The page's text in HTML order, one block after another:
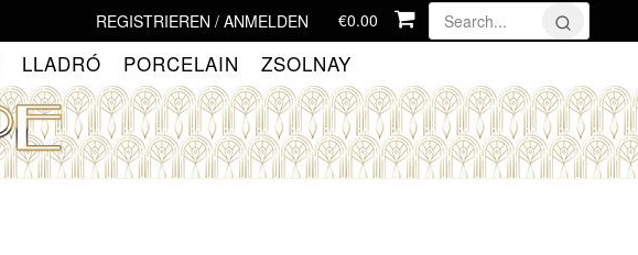
REGISTRIEREN / ANMELDEN €0.00
LLADRÓ PORCELAIN ZSOLNAY